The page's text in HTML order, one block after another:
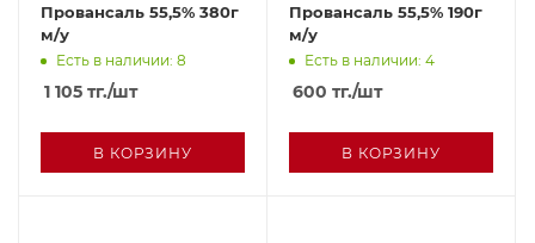
Провансаль 55,5% 380г
м/у
Есть в наличии: 8
1 105 тг./шт
В КОРЗИНУ
Провансаль 55,5% 190г
м/у
Есть в наличии: 4
600 тг./шт
В КОРЗИНУ